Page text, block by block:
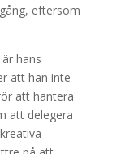
eftersom
hans
att han inte
att hantera
att delegera